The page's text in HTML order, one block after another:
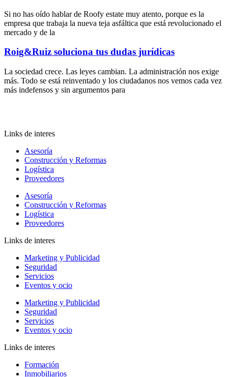
Si no has oído hablar de Roofy estate muy atento, porque es la
empresa que trabaja la nueva teja asfáltica que está revolucionado el
mercado y de la
Roig&Ruiz soluciona tus dudas jurídicas
La sociedad crece. Las leyes cambian. La administración nos exige
más. Todo se está reinventado y los ciudadanos nos vemos cada vez
más indefensos y sin argumentos para
Links de interes
Asesoría
Construcción y Reformas
Logística
Proveedores
Asesoría
Construcción y Reformas
Logística
Proveedores
Links de interes
Marketing y Publicidad
Seguridad
Servicios
Eventos y ocio
Marketing y Publicidad
Seguridad
Servicios
Eventos y ocio
Links de interes
Formación
Inmobiliarios